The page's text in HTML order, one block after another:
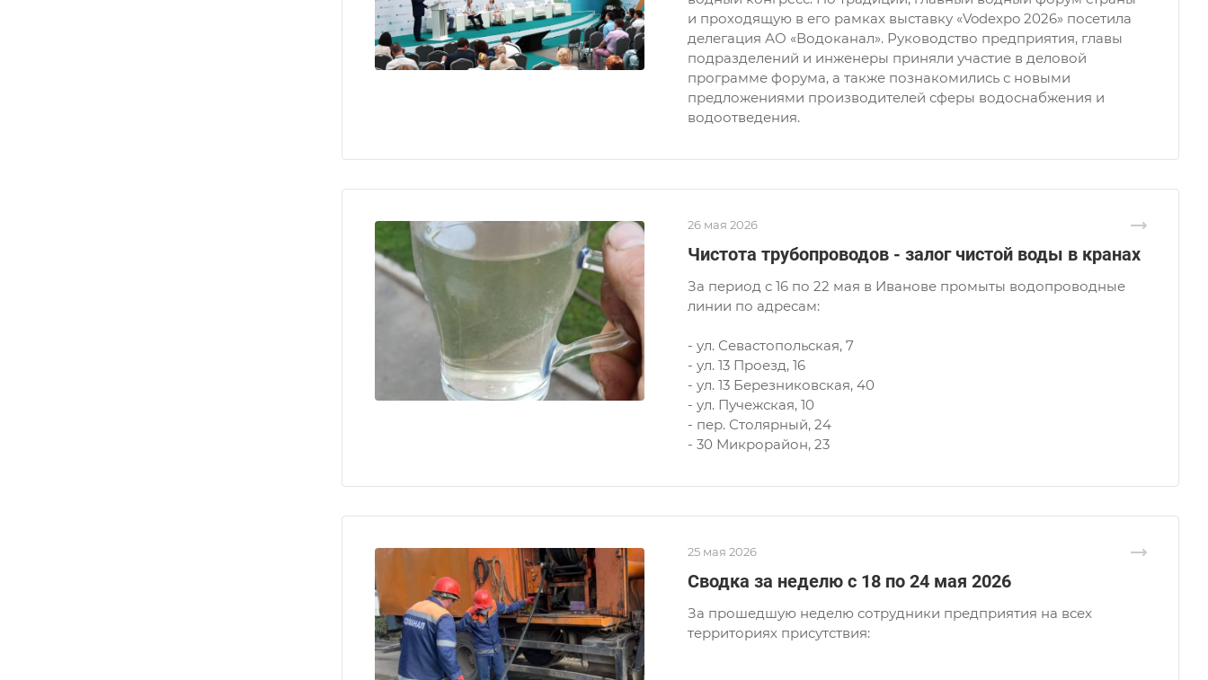
и проходящую в его рамках выставку «Vodexpo 2026» посетила
делегация АО «Водоканал». Руководство предприятия, главы
подразделений и инженеры приняли участие в деловой
программе форума, а также познакомились с новыми
предложениями производителей сферы водоснабжения и
водоотведения.
26 мая 2026
Чистота трубопроводов - залог чистой воды в кранах
За период с 16 по 22 мая в Иванове промыты водопроводные
линии по адресам:
- ул. Севастопольская, 7
- ул. 13 Проезд, 16
- ул. 13 Березниковская, 40
- ул. Пучежская, 10
- пер. Столярный, 24
- 30 Микрорайон, 23
25 мая 2026
Сводка за неделю с 18 по 24 мая 2026
За прошедшую неделю сотрудники предприятия на всех
территориях присутствия: